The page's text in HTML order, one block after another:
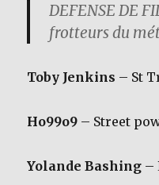
DEFENSE DE
frotteurs du
Toby Jenkins – St
Ho99o9 – Street
Yolande Bashing –